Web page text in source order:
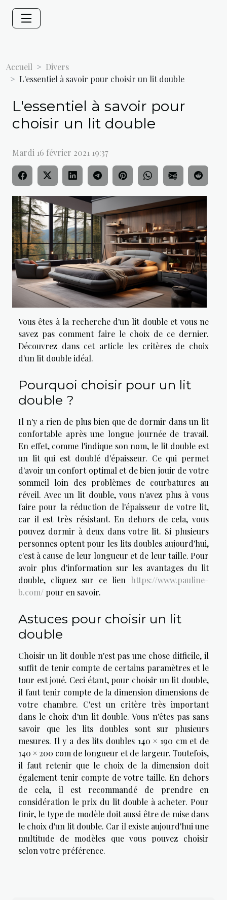
Accueil
Divers
L'essentiel à savoir pour choisir un lit double
L'essentiel à savoir pour
choisir un lit double
Mardi 16 février 2021 19:37
Vous êtes à la recherche d'un lit double et vous ne
savez pas comment faire le choix de ce dernier.
Découvrez dans cet article les critères de choix
d'un lit double idéal.
Pourquoi choisir pour un lit
double ?
Il n'y a rien de plus bien que de dormir dans un lit
confortable après une longue journée de travail.
En effet, comme l'indique son nom, le lit double est
un lit qui est doublé d'épaisseur. Ce qui permet
d'avoir un confort optimal et de bien jouir de votre
sommeil loin des problèmes de courbatures au
réveil. Avec un lit double, vous n'avez plus à vous
faire pour la réduction de l'épaisseur de votre lit,
car il est très résistant. En dehors de cela, vous
pouvez dormir à deux dans votre lit. Si plusieurs
personnes optent pour les lits doubles aujourd'hui,
c'est à cause de leur longueur et de leur taille. Pour
avoir plus d'information sur les avantages du lit
double, cliquez sur ce lien https://www.pauline-
b.com/ pour en savoir.
Astuces pour choisir un lit
double
Choisir un lit double n'est pas une chose difficile, il
suffit de tenir compte de certains paramètres et le
tour est joué. Ceci étant, pour choisir un lit double,
il faut tenir compte de la dimension dimensions de
votre chambre. C'est un critère très important
dans le choix d'un lit double. Vous n'êtes pas sans
savoir que les lits doubles sont sur plusieurs
mesures. Il y a des lits doubles 140 × 190 cm et de
140 × 200 com de longueur et de largeur. Toutefois,
il faut retenir que le choix de la dimension doit
également tenir compte de votre taille. En dehors
de cela, il est recommandé de prendre en
considération le prix du lit double à acheter. Pour
finir, le type de modèle doit aussi être de mise dans
le choix d'un lit double. Car il existe aujourd'hui une
multitude de modèles que vous pouvez choisir
selon votre préférence.